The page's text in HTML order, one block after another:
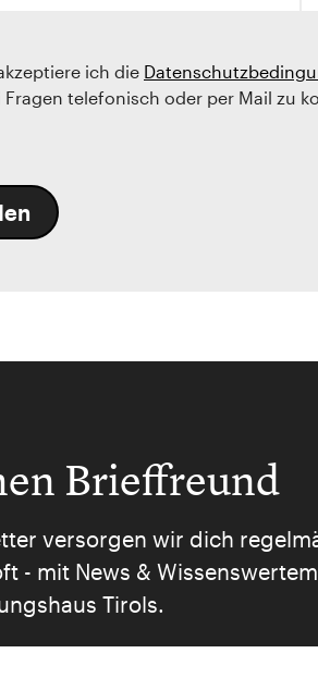
ich die
Fragen telefonisch oder per Mail zu
Brieffreund
versorgen wir dich
- mit News &
Tirols.